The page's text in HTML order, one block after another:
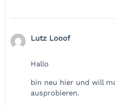
Lutz Looof
Hallo
bin neu hier und will
ausprobieren.